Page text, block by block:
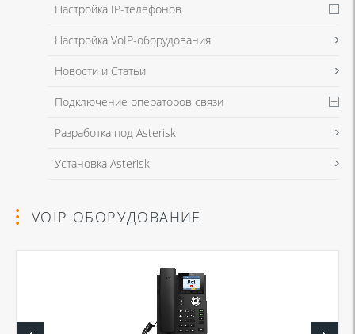
Настройка IP-телефонов
Настройка VoIP-оборудования
Новости и Статьи
Подключение операторов связи
Разработка под Asterisk
Установка Asterisk
VOIP ОБОРУДОВАНИЕ